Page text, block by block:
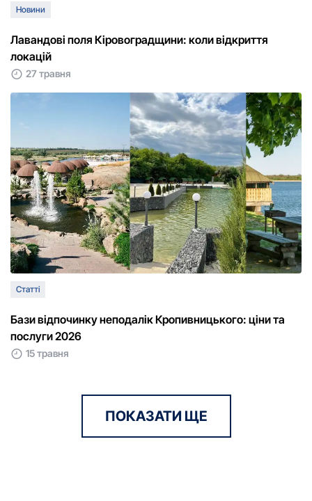
Новини
Лавандові поля Кіровоградщини: коли відкриття
локацій
27 травня
Статті
Бази відпочинку неподалік Кропивницького: ціни та
послуги 2026
15 травня
ПОКАЗАТИ ЩЕ